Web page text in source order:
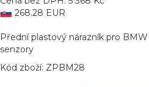
268.28 EUR
Přední plastový nárazník pro
senzory
Kód zboží: ZPBM28